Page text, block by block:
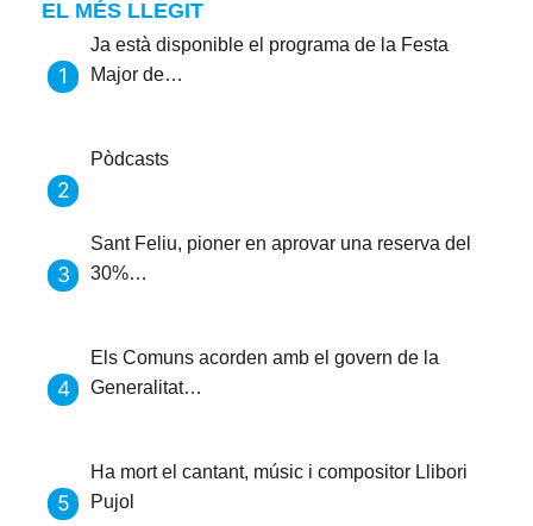
EL MÉS LLEGIT
Ja està disponible el programa de la Festa
Major de…
Pòdcasts
Sant Feliu, pioner en aprovar una reserva del
30%…
Els Comuns acorden amb el govern de la
Generalitat…
Ha mort el cantant, músic i compositor Llibori
Pujol